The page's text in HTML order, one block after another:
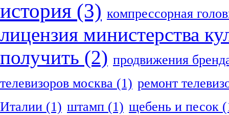
история (3) компрессорная
лицензия министерства
получить (2) продвижения
телевизоров москва (1) ремонт
Италии (1) штамп (1) щебень и песок